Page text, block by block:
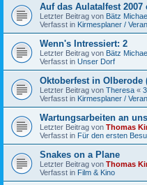
Auf das Aulatalfest
Letzter Beitrag von Bätz
Verfasst in Kirmesplaner /
Wenn's Intressiert: 2
Letzter Beitrag von Bätz
Verfasst in Unser Dorf
Oktoberfest in Olberode
Letzter Beitrag von Theresa «
Verfasst in Kirmesplaner /
Wartungsarbeiten an
Letzter Beitrag von Thomas
Verfasst in Für den ersten
Snakes on a Plane
Letzter Beitrag von Thomas
Verfasst in Film & Kino